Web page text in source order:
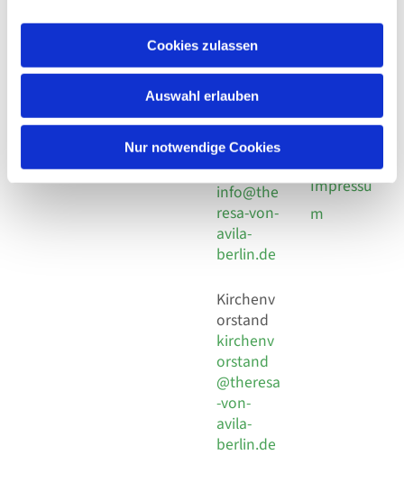
Cookies zulassen
Auswahl erlauben
Nur notwendige Cookies
Kirchengemeinde Pfarrei
Hl. Theresa von Avila Berlin
Nordost
Leitender Pfarrer - Norbert
Pomplun
13086 Berlin
Telefon
+49 30
924 64 28
30 924 54
18
E-Mail
info@the
resa-von-
avila-
berlin.de
Kirchenv
orstand
kirchenv
orstand
@theresa
-von-
avila-
berlin.de
Datensch
Datensch
Social
Impressu
m